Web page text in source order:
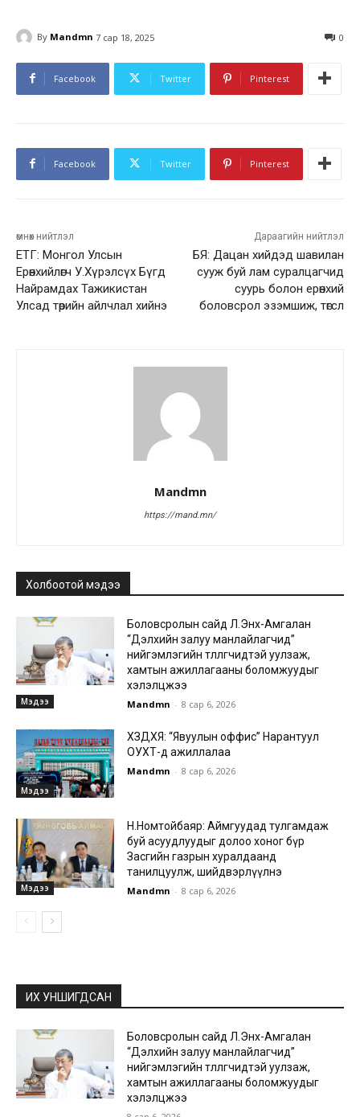
By Mandmn 7 сар 18, 2025 0
Facebook Twitter Pinterest
Facebook Twitter Pinterest
өмнөх нийтлэл
ЕТГ: Монгол Улсын
Ерөнхийлөгч У.Хүрэлсүх Бүгд
Найрамдах Тажикистан
Улсад төрийн айлчлал хийнэ
Дараагийн нийтлэл
БЯ: Дацан хийдэд шавилан
сууж буй лам суралцагчид
суурь болон ерөнхий
боловсрол эзэмшиж, төгслөө
Mandmn
https://mand.mn/
Холбоотой мэдээ
Мэдээ
Боловсролын сайд Л.Энх-Амгалан
“Дэлхийн залуу манлайлагчид”
нийгэмлэгийн төлөөлөгчидтэй уулзаж,
хамтын ажиллагааны боломжуудыг
хэлэлцжээ
Mandmn - 8 сар 6, 2026
Мэдээ
ХЗДХЯ: “Явуулын оффис” Нарантуул
ОУХТ-д ажиллалаа
Mandmn - 8 сар 6, 2026
Мэдээ
Н.Номтойбаяр: Аймгуудад тулгамдаж
буй асуудлуудыг долоо хоног бүр
Засгийн газрын хуралдаанд
танилцуулж, шийдвэрлүүлнэ
Mandmn - 8 сар 6, 2026
ИХ УНШИГДСАН
Боловсролын сайд Л.Энх-Амгалан
“Дэлхийн залуу манлайлагчид”
нийгэмлэгийн төлөөлөгчидтэй уулзаж,
хамтын ажиллагааны боломжуудыг
хэлэлцжээ